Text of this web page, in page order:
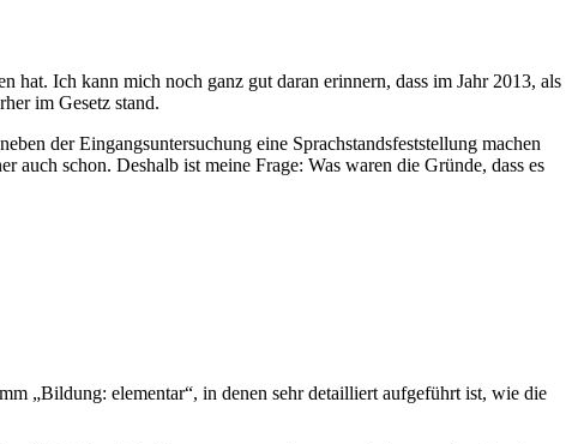
hat. Ich kann mich noch ganz gut daran erinnern, dass im Jahr 2013, als
im Gesetz stand.
der Eingangsuntersuchung eine Sprachstandsfeststellung machen
auch schon. Deshalb ist meine Frage: Was waren die Gründe, dass es
„Bildung: elementar“, in denen sehr detailliert aufgeführt ist, wie die